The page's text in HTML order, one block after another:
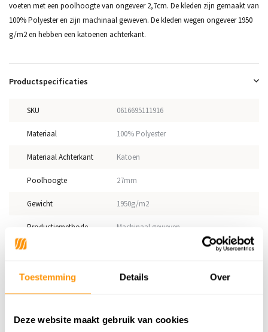
Toestemming Details Over
Deze website maakt gebruik van cookies
voeten met een poolhoogte van ongeveer 2,7cm. De kleden zijn gemaakt van
100% Polyester en zijn machinaal geweven. De kleden wegen ongeveer 1950
g/m2 en hebben een katoenen achterkant.
Productspecificaties
SKU 0616695111916
Materiaal 100% Polyester
Materiaal Achterkant Katoen
Poolhoogte 27mm
Gewicht 1950g/m2
Productiemethode Machinaal geweven
Geschikt voor: Binnen of
Binnen